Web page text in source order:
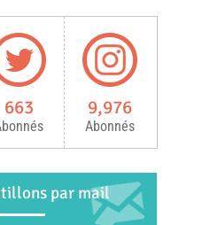
663 9,976
Abonnés
par mail